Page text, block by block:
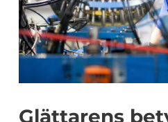
Glättarens